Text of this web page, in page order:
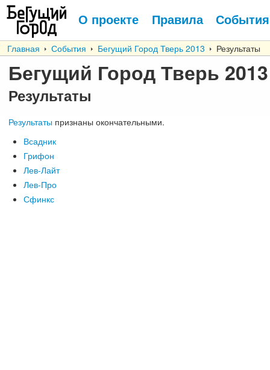
О проекте Правила События
Главная События Бегущий Город Тверь 2013 Результаты
Бегущий Город Тверь 2013
Результаты
Результаты признаны окончательными.
Всадник
Грифон
Лев-Лайт
Лев-Про
Сфинкс